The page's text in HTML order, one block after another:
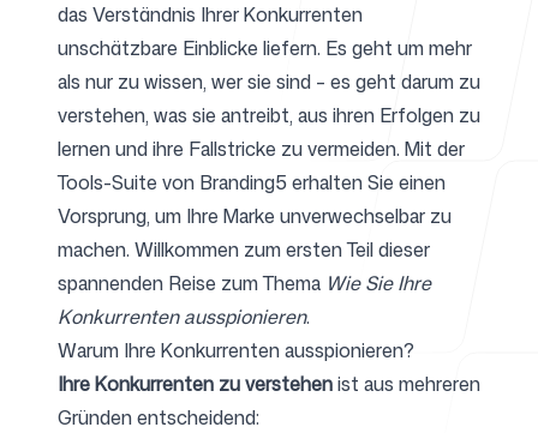
Für Agenturen
Blog
Preise
das Verständnis Ihrer Konkurrenten
unschätzbare Einblicke liefern. Es geht um mehr
als nur zu wissen, wer sie sind – es geht darum zu
verstehen, was sie antreibt, aus ihren Erfolgen zu
lernen und ihre Fallstricke zu vermeiden. Mit der
Tools-Suite von Branding5erhalten Sie einen
Vorsprung, um Ihre Marke unverwechselbar zu
machen. Willkommen zum ersten Teil dieser
spannenden Reise zum Thema Wie Sie Ihre
Konkurrenten ausspionieren.
Warum Ihre Konkurrenten ausspionieren?
Ihre Konkurrenten zu verstehenist aus mehreren
Gründen entscheidend: